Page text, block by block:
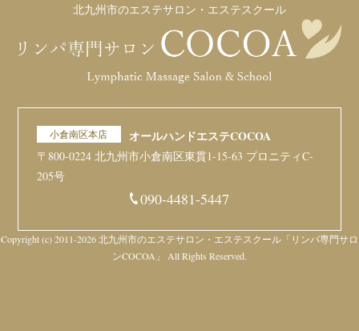
北九州市のエステサロン・エステスクール
小倉南区本店 オールハンドエステCOCOA
〒800-0224 北九州市小倉南区東貫1-15-63 プロニティC-
205号
090-4481-5447
Copyright (c) 2011-2026 北九州市のエステサロン・エステスクール「リンパ専門サロ
ンCOCOA」 All Rights Reserved.